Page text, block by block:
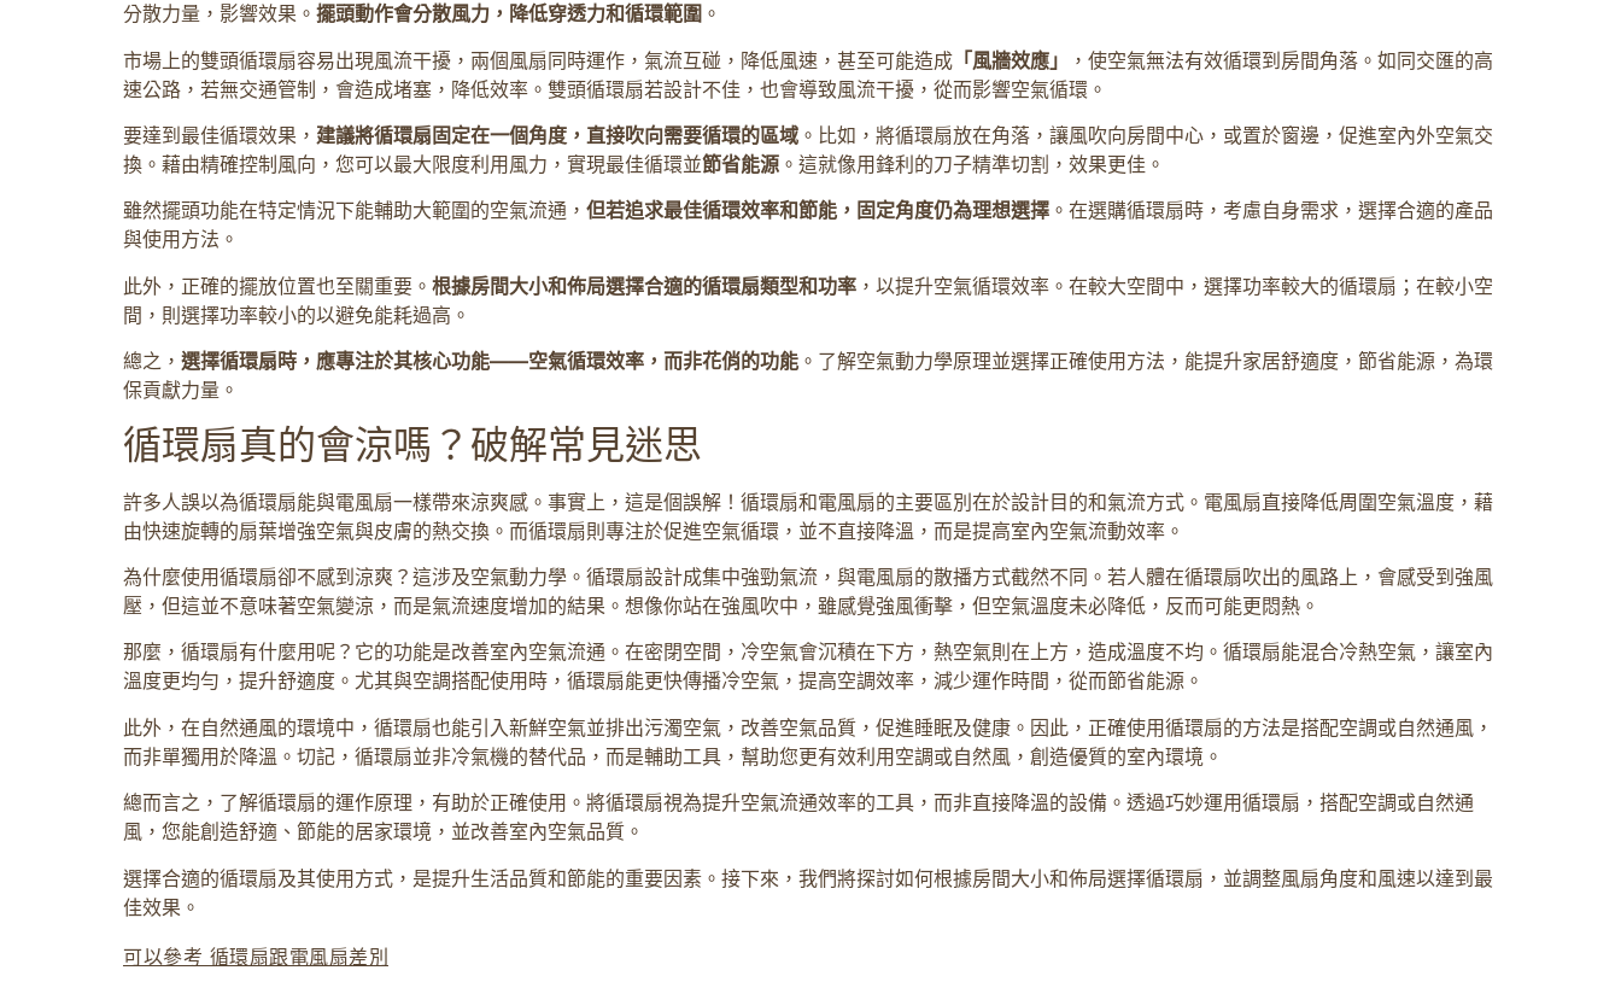
分散力量，影響效果。 擺頭動作會分散風力，降低穿透力和循環範圍 。
市場上的雙頭循環扇容易出現風流干擾，兩個風扇同時運作，氣流互碰，降低風速，甚至可能造成 「風牆效應」
，使空氣無法有效循環到房間角落。如同交匯的高
速公路，若無交通管制，會造成堵塞，降低效率。雙頭循環扇若設計不佳，也會導致風流干擾，從而影響空氣循環。
要達到最佳循環效果， 建議將循環扇固定在一個角度，直接吹向需要循環的區域 。比如，將循環扇放在角落，讓風吹向房間中心，或置於窗邊，促進室內外空氣交
換。藉由精確控制風向，您可以最大限度利用風力，實現最佳循環並節省能源 。這就像用鋒利的刀子精準切割，效果更佳。
雖然擺頭功能在特定情況下能輔助大範圍的空氣流通， 但若追求最佳循環效率和節能，固定角度仍為理想選擇 。在選購循環扇時，考慮自身需求，選擇合適的產品
與使用方法。
此外，正確的擺放位置也至關重要。 根據房間大小和佈局選擇合適的循環扇類型和功率 ，以提升空氣循環效率。在較大空間中，選擇功率較大的循環扇；在較小空
間，則選擇功率較小的以避免能耗過高。
總之， 選擇循環扇時，應專注於其核心功能——空氣循環效率，而非花俏的功能 。了解空氣動力學原理並選擇正確使用方法，能提升家居舒適度，節省能源，為環
保貢獻力量。
循環扇真的會涼嗎？破解常見迷思
許多人誤以為循環扇能與電風扇一樣帶來涼爽感。事實上，這是個誤解！循環扇和電風扇的主要區別在於設計目的和氣流方式。電風扇直接降低周圍空氣溫度，藉
由快速旋轉的扇葉增強空氣與皮膚的熱交換。而循環扇則專注於促進空氣循環，並不直接降溫，而是提高室內空氣流動效率。
為什麼使用循環扇卻不感到涼爽？這涉及空氣動力學。循環扇設計成集中強勁氣流，與電風扇的散播方式截然不同。若人體在循環扇吹出的風路上，會感受到強風
壓，但這並不意味著空氣變涼，而是氣流速度增加的結果。想像你站在強風吹中，雖感覺強風衝擊，但空氣溫度未必降低，反而可能更悶熱。
那麼，循環扇有什麼用呢？它的功能是改善室內空氣流通。在密閉空間，冷空氣會沉積在下方，熱空氣則在上方，造成溫度不均。循環扇能混合冷熱空氣，讓室內
溫度更均勻，提升舒適度。尤其與空調搭配使用時，循環扇能更快傳播冷空氣，提高空調效率，減少運作時間，從而節省能源。
此外，在自然通風的環境中，循環扇也能引入新鮮空氣並排出污濁空氣，改善空氣品質，促進睡眠及健康。因此，正確使用循環扇的方法是搭配空調或自然通風，
而非單獨用於降溫。切記，循環扇並非冷氣機的替代品，而是輔助工具，幫助您更有效利用空調或自然風，創造優質的室內環境。
總而言之，了解循環扇的運作原理，有助於正確使用。將循環扇視為提升空氣流通效率的工具，而非直接降溫的設備。透過巧妙運用循環扇，搭配空調或自然通
風，您能創造舒適、節能的居家環境，並改善室內空氣品質。
選擇合適的循環扇及其使用方式，是提升生活品質和節能的重要因素。接下來，我們將探討如何根據房間大小和佈局選擇循環扇，並調整風扇角度和風速以達到最
佳效果。
可以參考 循環扇跟電風扇差別